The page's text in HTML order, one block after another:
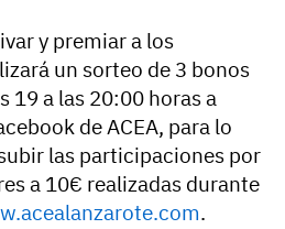
y premiar a los
un sorteo de 3 bonos
19 a las 20:00 horas a
de ACEA, para lo
las participaciones por
a 10€ realizadas durante
.